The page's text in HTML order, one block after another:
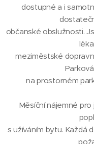
dostupné a i
občanské obslužnosti.
meziměstské
na prostorném
Měsíční nájemné
s užíváním bytu. Každá